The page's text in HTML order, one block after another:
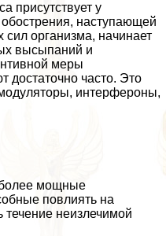
присутствует у
наступающей
организма, начинает
высыпаний и
меры
достаточно часто. Это
интерфероны,
мощные
повлиять на
течение неизлечимой